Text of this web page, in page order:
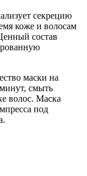
секрецию
коже и волосам
состав
маски на
смыть
волос. Маска
под